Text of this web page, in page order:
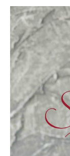
Program
sektoru